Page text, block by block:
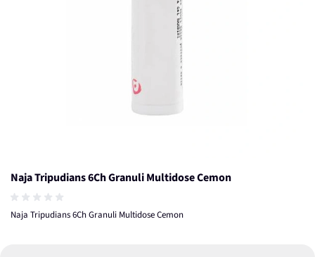
Naja Tripudians 6Ch Granuli Multidose Cemon
Naja Tripudians 6Ch Granuli Multidose Cemon